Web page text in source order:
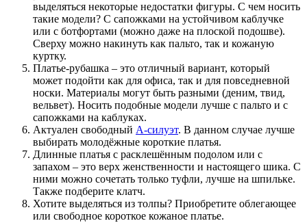
выделяться некоторые недостатки фигуры. С чем носить
такие модели? С сапожками на устойчивом каблучке
или с ботфортами (можно даже на плоской подошве).
Сверху можно накинуть как пальто, так и кожаную
куртку.
Платье-рубашка – это отличный вариант, который
может подойти как для офиса, так и для повседневной
носки. Материалы могут быть разными (деним, твид,
вельвет). Носить подобные модели лучше с пальто и с
сапожками на каблуках.
Актуален свободный А-силуэт. В данном случае лучше
выбирать молодёжные короткие платья.
Длинные платья с расклешённым подолом или с
запахом – это верх женственности и настоящего шика. С
ними можно сочетать только туфли, лучше на шпильке.
Также подберите клатч.
Хотите выделяться из толпы? Приобретите облегающее
или свободное короткое кожаное платье.